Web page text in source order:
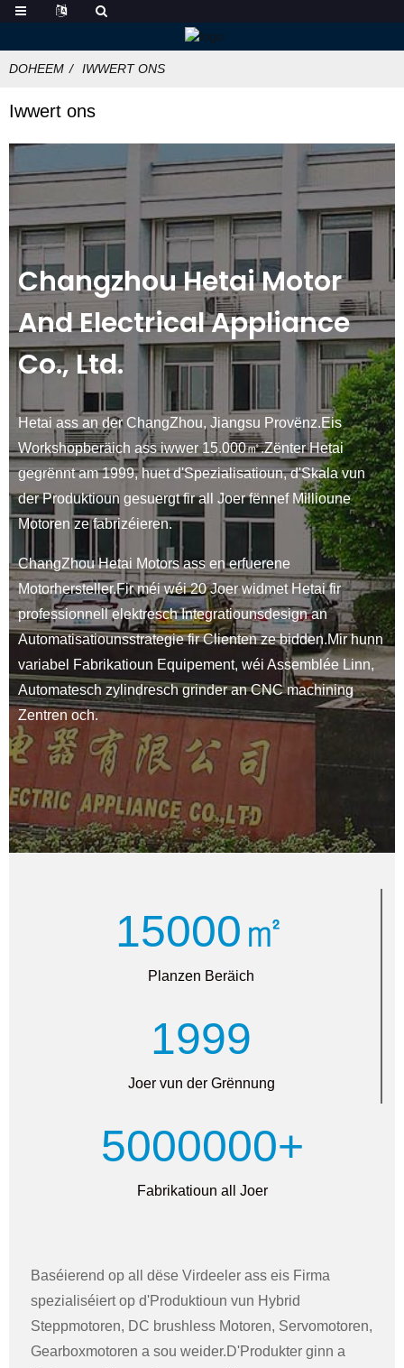
DOHEEM IWWERT ONS
Iwwert ons
Changzhou Hetai Motor
And Electrical Appliance
Co., Ltd.
Hetai ass an der ChangZhou, Jiangsu Provënz.Eis
Workshopberäich ass iwwer 15.000㎡.Zënter Hetai
gegrënnt am 1999, huet d'Spezialisatioun, d'Skala vun
der Produktioun gesuergt fir all Joer fënnef Millioune
Motoren ze fabrizéieren.
ChangZhou Hetai Motors ass en erfuerene
Motorhersteller.Fir méi wéi 20 Joer widmet Hetai fir
professionnell elektresch Integratiounsdesign an
Automatisatiounsstrategie fir Clienten ze bidden.Mir hunn
variabel Fabrikatioun Equipement, wéi Assemblée Linn,
Automatesch zylindresch grinder an CNC machining
Zentren och.
15000㎡
Planzen Beräich
1999
Joer vun der Grënnung
5000000+
Fabrikatioun all Joer
Baséierend op all dëse Virdeeler ass eis Firma
spezialiséiert op d'Produktioun vun Hybrid
Steppmotoren, DC brushless Motoren, Servomotoren,
Gearboxmotoren a sou weider.D'Produkter ginn a